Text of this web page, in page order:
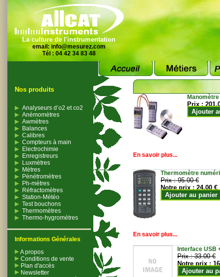
La culture de l'instrumentation
email: info@mesurez.com
Tél : 04 42 34 83 48
Nos produits
Analyseurs d’o2 et co2
Anémomètres
Awmètres
Balances
Calibres
Compteurs à main
Electrochimie
Enregistreurs
Luxmètres
Mètres
Pénétromètres
Ph-mètres
Réfractomètres
Station-Météo
Test bouchons
Thermomètres
Thermo-hygromètres
Informations Générales
A propos
Conditions de vente
Plan d'accès
Newsletter
Prix :
Ajouter
En savoir plus...
Thermomètre
Prix :95.00 €
Notre prix :24.00 €
Ajouter au panier
En savoir plus...
Interface USB
Prix :33.00 €
Notre prix :
Ajouter au